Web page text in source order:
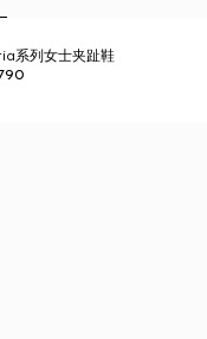
系列女士夹趾鞋